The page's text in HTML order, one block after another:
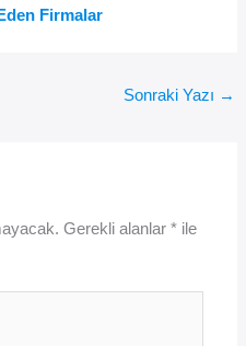
Firmalar
Sonraki Yazı →
Gerekli alanlar* ile